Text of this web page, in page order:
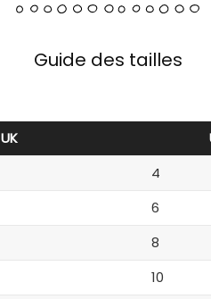
Guide des tailles
UK
4
6
8
10